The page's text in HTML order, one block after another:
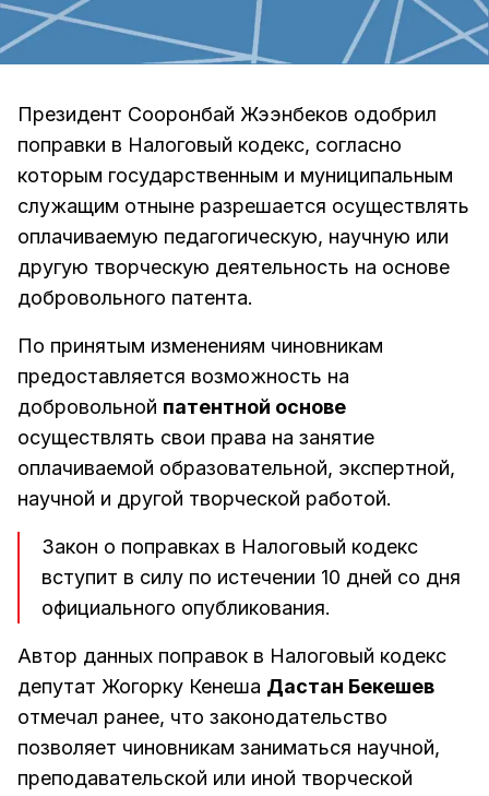
Президент Сооронбай Жээнбеков одобрил
поправки в Налоговый кодекс, согласно
которым государственным и муниципальным
служащим отныне разрешается осуществлять
оплачиваемую педагогическую, научную или
другую творческую деятельность на основе
добровольного патента.
По принятым изменениям чиновникам
предоставляется возможность на
добровольной патентной основе
осуществлять свои права на занятие
оплачиваемой образовательной, экспертной,
научной и другой творческой работой.
Закон о поправках в Налоговый кодекс
вступит в силу по истечении 10 дней со дня
официального опубликования.
Автор данных поправок в Налоговый кодекс
депутат Жогорку Кенеша Дастан Бекешев
отмечал ранее, что законодательство
позволяет чиновникам заниматься научной,
преподавательской или иной творческой